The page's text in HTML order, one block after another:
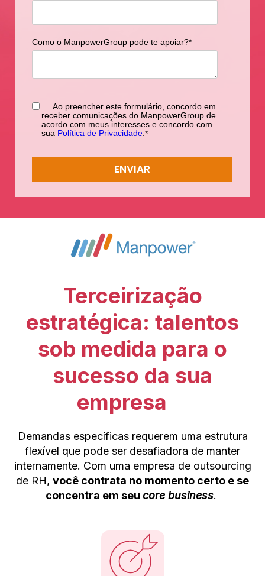
Como o ManpowerGroup pode te apoiar?*
Ao preencher este formulário, concordo em
receber comunicações do ManpowerGroup de
acordo com meus interesses e concordo com
sua Política de Privacidade *
Terceirização
estratégica: talentos
sob medida para o
sucesso da sua
empresa
Demandas específicas requerem uma estrutura
flexível que pode ser desafiadora de manter
internamente. Com uma empresa de outsourcing
de RH, você contrata no momento certo e se
concentra em seu core business.